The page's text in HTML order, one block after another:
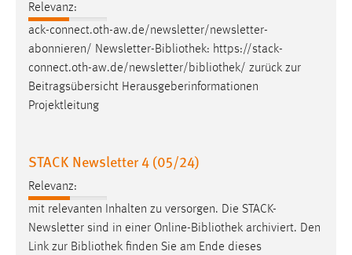
Relevanz:
ack-connect.oth-aw.de/newsletter/newsletter-
abonnieren/ Newsletter-Bibliothek: https://stack-
connect.oth-aw.de/newsletter/bibliothek/ zurück zur
Beitragsübersicht Herausgeberinformationen
Projektleitung
STACK Newsletter 4 (05/24)
Relevanz:
mit relevanten Inhalten zu versorgen. Die STACK-
Newsletter sind in einer Online-Bibliothek archiviert. Den
Link zur Bibliothek finden Sie am Ende dieses
MARKETING
Marketing Cookies werden von Drittanbietern
verwendet, um personalisierte Werbung anzuzeigen.
Sie tun dies, indem sie Besucher über Websites
hinweg verfolgen.
Name:
Anbieter:
Google Ireland Limited